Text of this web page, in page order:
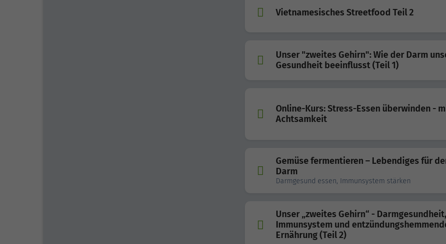
Vietnamesisches Streetfood Teil 2
Unser "zweites Gehirn": Wie der Darm
Gesundheit beeinflusst (Teil 1)
Online-Kurs: Stress-Essen überwinden -
Achtsamkeit
Gemüse fermentieren – Lebendiges für
Darm
Darmgesund essen, Immunsystem stärken
Unser „zweites Gehirn“ - Darmgesundheit,
Immunsystem und
Ernährung (Teil 2)